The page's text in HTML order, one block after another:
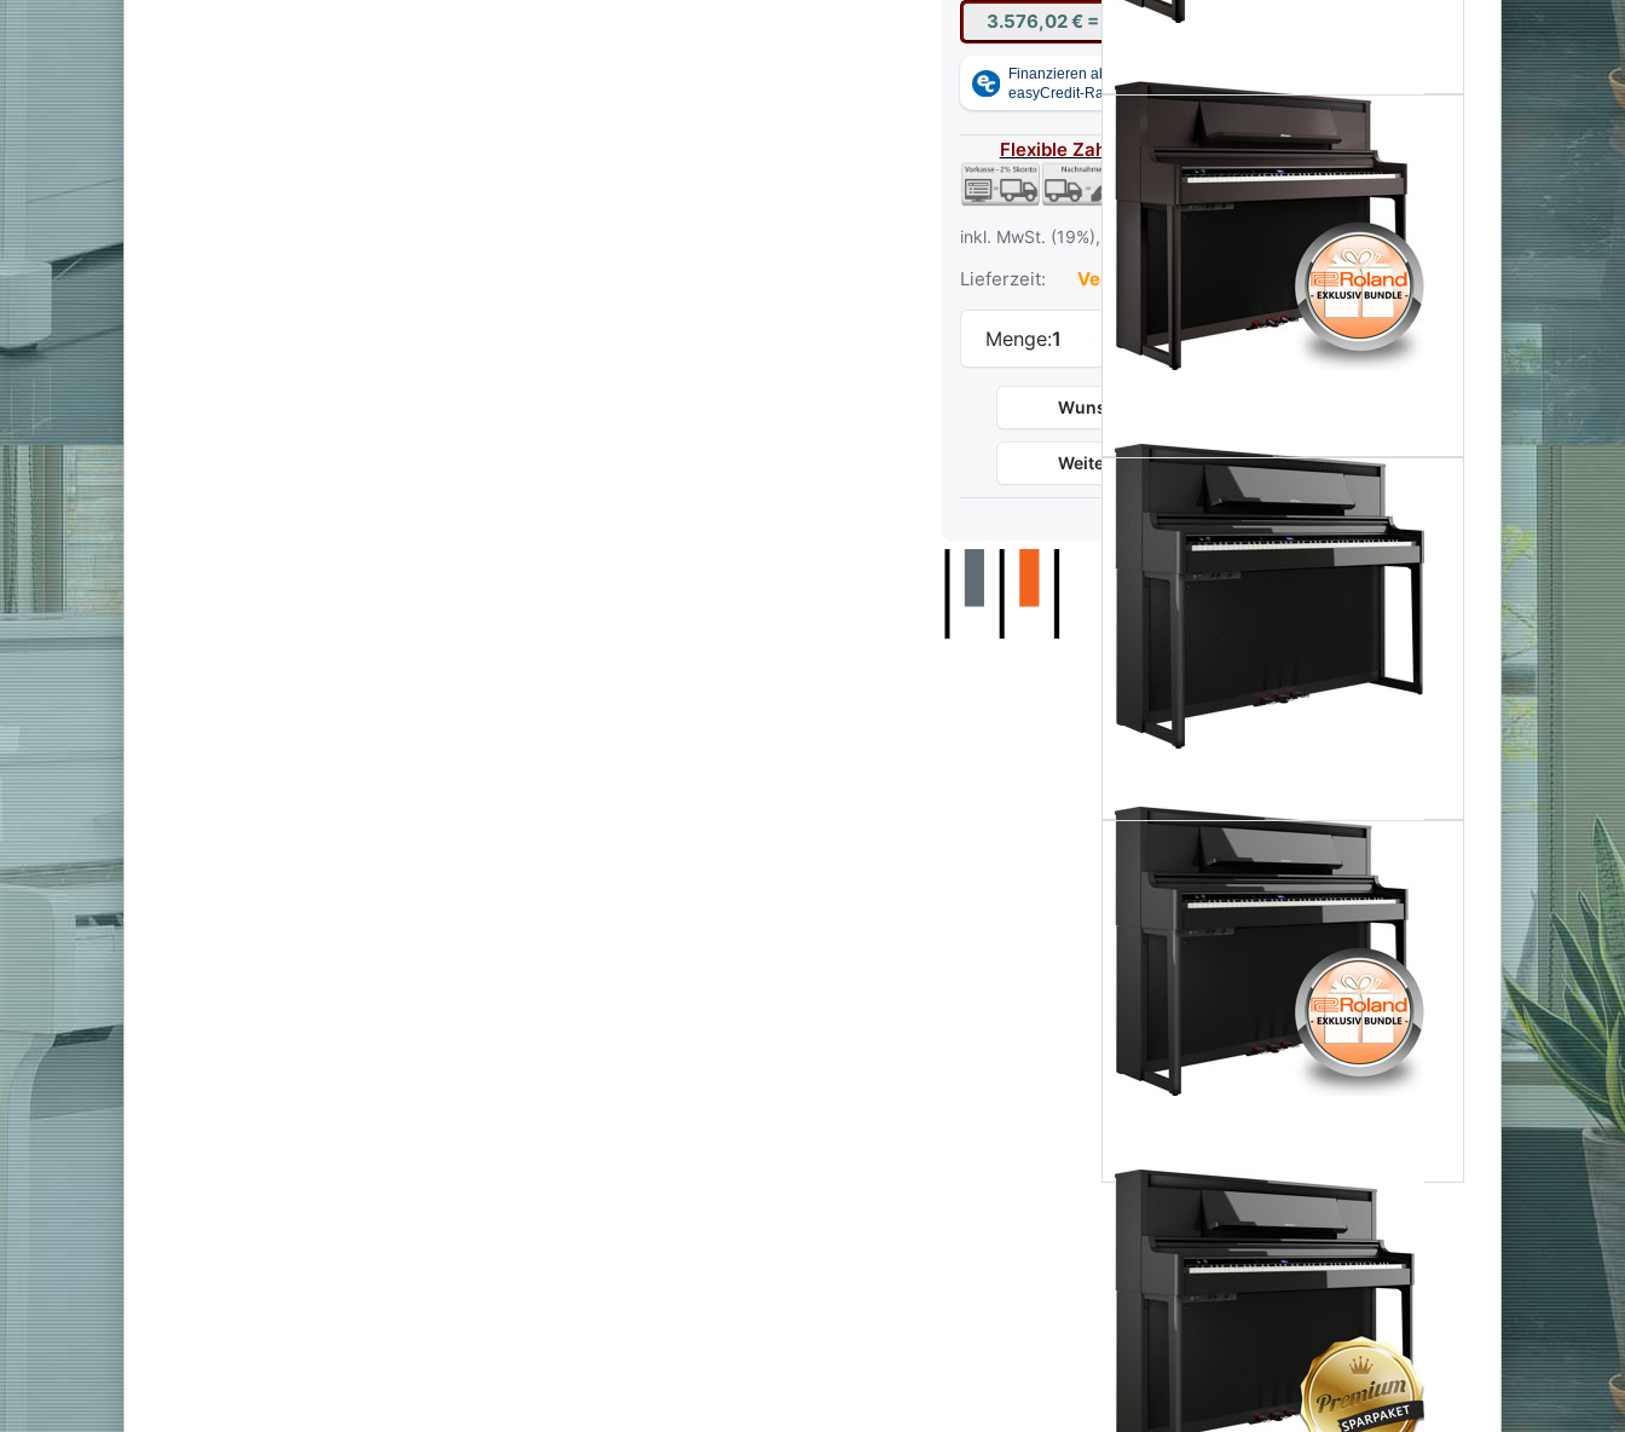
3.576,02 € = Ihr Preis mit 2% Skonto bei Vorkasse
Flexible Zahlarten - für mehr Infos hier klicken
inkl. MwSt. (19%), Infos zu Versandkosten - hier klicken
Lieferzeit: Verfügbarkeit auf Anfrage
Menge:1
Roland LX-6 DR Digitalpiano Dark Rosewood - Rosenholz
In den Warenkorb
Wunschliste
Weitersagen Vergleichen